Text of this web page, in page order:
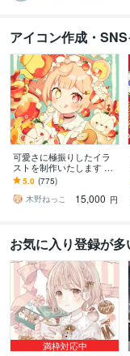
アイコン作成・
可愛さに極振りしたイラ
ストを制作いたします ★
商用利用＆二次利用込
み！ミニキャラは小物２
点まで無料！★
5.0 (775)
木野ねっこ
15,000 円
お気に入り登録が
満枠対応中